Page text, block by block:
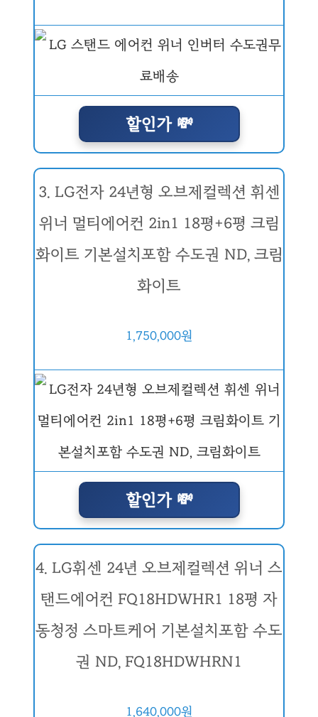
할인가 💸
3. LG전자 24년형 오브제컬렉션 휘센
위너 멀티에어컨 2in1 18평+6평 크림
화이트 기본설치포함 수도권 ND, 크림
화이트
1,750,000원
할인가 💸
4. LG휘센 24년 오브제컬렉션 위너 스
탠드에어컨 FQ18HDWHR1 18평 자
동청정 스마트케어 기본설치포함 수도
권 ND, FQ18HDWHRN1
1,640,000원